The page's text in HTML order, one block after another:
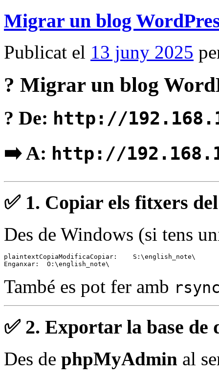
Migrar un blog
Publicat el 13 juny 2025
? Migrar un blog
?️ De: http://
➡️ A: http://
✅ 1. Copiar els fitxers
Des de Windows (si tens
plaintextCopiaModificaCopiar:    S:\english_note\
També es pot fer amb
✅ 2. Exportar la base de
Des de phpMyAdmin al